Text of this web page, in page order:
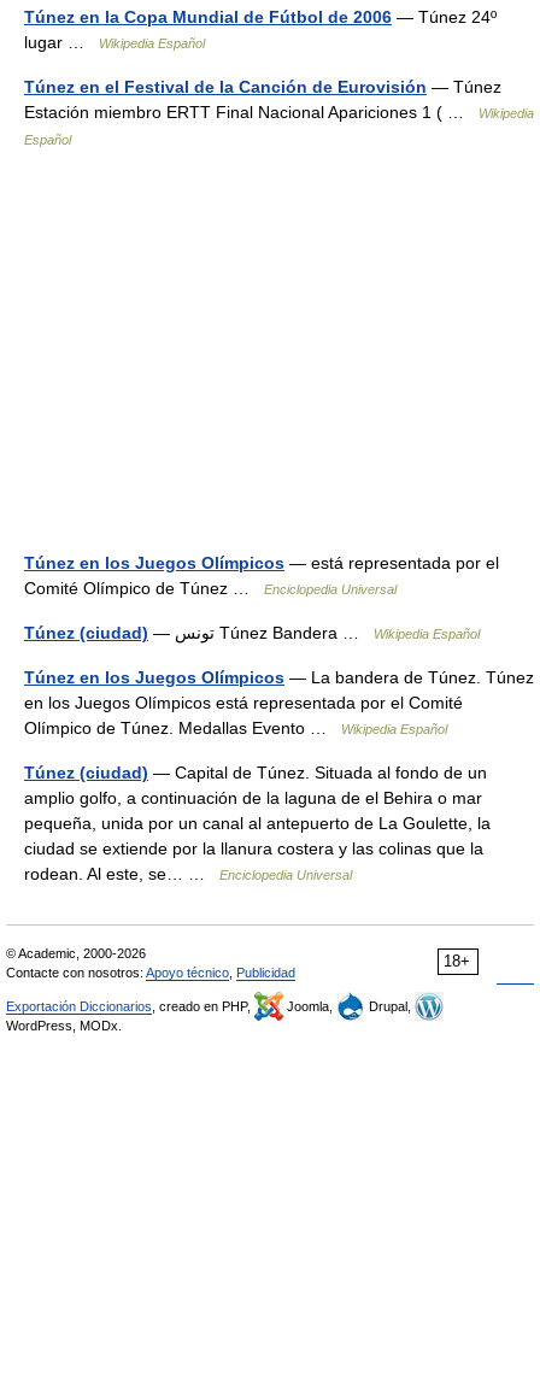
Túnez en la Copa Mundial de Fútbol de 2006 — Túnez 24º
lugar …
Wikipedia Español
Túnez en el Festival de la Canción de Eurovisión — Túnez
Estación miembro ERTT Final Nacional Apariciones 1 ( …
Wikipedia
Español
Túnez en los Juegos Olímpicos — está representada por el
Comité Olímpico de Túnez …
Enciclopedia Universal
Túnez (ciudad) — تونس Túnez Bandera … Wikipedia Español
Túnez en los Juegos Olímpicos — La bandera de Túnez. Túnez
en los Juegos Olímpicos está representada por el Comité
Olímpico de Túnez. Medallas Evento …
Wikipedia Español
Túnez (ciudad) — Capital de Túnez. Situada al fondo de un
amplio golfo, a continuación de la laguna de el Behira o mar
pequeña, unida por un canal al antepuerto de La Goulette, la
ciudad se extiende por la llanura costera y las colinas que la
rodean. Al este, se… …
Enciclopedia Universal
18+
© Academic, 2000-2026
Contacte con nosotros: Apoyo técnico Publicidad
Exportación Diccionarios , creado en PHP, Joomla,
Drupal,
WordPress, MODx.